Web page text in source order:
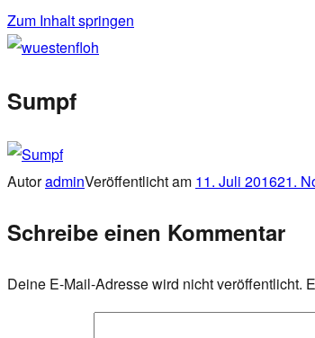
Zum Inhalt springen
wuestenfloh
Sumpf
AutoradminVeröffentlicht am 11. Juli 201621.
Schreibe einen Kommentar
Deine E-Mail-Adresse wird nicht veröffentlicht.